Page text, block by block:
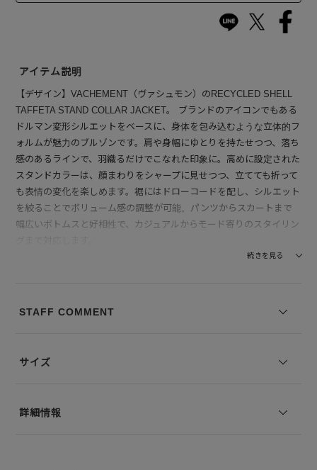
アイテム説明
【デザイン】VACHEMENT（ヴァシュモン）のRECYCLED SHELL
TAFFETA STAND COLLAR JACKET。 ブランドのアイコンでもある
ドルマン変形シルエットをベースに、身体を包み込むような立体的フ
ォルムが魅力のブルゾンです。肩や身幅にゆとりを持たせつつ、落ち
感のあるラインで、羽織るだけでこなれた印象に。高めに設定された
スタンドカラーは、顔まわりをシャープに見せつつ、立てても折って
も表情の変化を楽しめます。裾にはドローコードを配し、シルエット
を絞ることでボリューム感の調整が可能。パンツからスカートまで
幅広いボトムスと好相性で、カジュアルからモード寄りのスタイリン
透け感：なし
続きを見る
STAFF COMMENT
サイズ
詳細情報